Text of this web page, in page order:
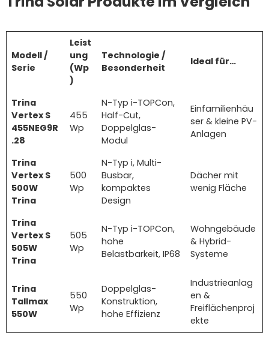
Modell /
Serie
Leist
ung
(Wp
)
Technologie /
Besonderheit
Ideal für…
Trina
Vertex S
455NEG9R
.28
455
Wp
N-Typ i-TOPCon,
Half-Cut,
Doppelglas-
Modul
Einfamilienhäu
ser & kleine PV-
Anlagen
Trina
Vertex S
500W
Trina
500
Wp
N-Typ i, Multi-
Busbar,
kompaktes
Design
Dächer mit
wenig Fläche
Trina
Vertex S
505W
Trina
505
Wp
N-Typ i-TOPCon,
hohe
Belastbarkeit, IP68
Wohngebäude
& Hybrid-
Systeme
Trina
Tallmax
550W
550
Wp
Doppelglas-
Konstruktion,
hohe Effizienz
Industrieanlag
en &
Freiflächenproj
ekte